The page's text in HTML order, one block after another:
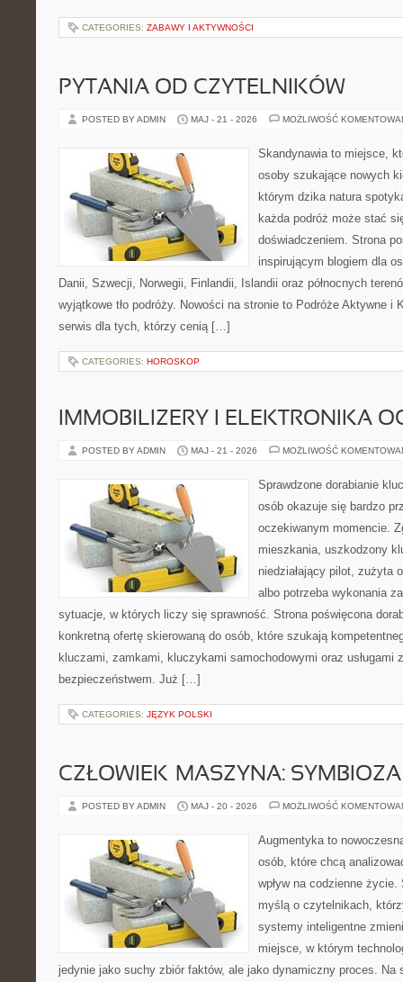
CATEGORIES: ZABAWY I AKTYWNOŚCI
PYTANIA OD CZYTELNIKÓW
POSTED BY ADMIN MAJ - 21 - 2026 MOŻLIWOŚĆ
Skandynawia to miejsce,
osoby szukające nowych
którym dzika natura
każda podróż może stać
doświadczeniem. Strona
inspirującym blogiem dla
Danii, Szwecji, Norwegii, Finlandii, Islandii oraz północnych
wyjątkowe tło podróży. Nowości na stronie to Podróże Aktywne i
serwis dla tych, którzy cenią […]
CATEGORIES: HOROSKOP
IMMOBILIZERY I ELEKTRONIKA
POSTED BY ADMIN MAJ - 21 - 2026 MOŻLIWOŚĆ
Sprawdzone dorabianie
osób okazuje się bardzo
oczekiwanym momencie.
mieszkania, uszkodzony
niedziałający pilot, zużyta
albo potrzeba wykonania
sytuacje, w których liczy się sprawność. Strona poświęcona
konkretną ofertę skierowaną do osób, które szukają
kluczami, zamkami, kluczykami samochodowymi oraz usługami
bezpieczeństwem. Już […]
CATEGORIES: JĘZYK POLSKI
CZŁOWIEK–MASZYNA: SYMBIOZA
POSTED BY ADMIN MAJ - 20 - 2026 MOŻLIWOŚĆ
Augmentyka to
osób, które chcą
wpływ na codzienne
myślą o czytelnikach,
systemy inteligentne
miejsce, w którym
jedynie jako suchy zbiór faktów, ale jako dynamiczny proces.